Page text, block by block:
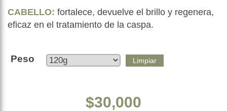
CABELLO: fortalece, devuelve el brillo y regenera,
eficaz en el tratamiento de la caspa.
Peso Limpiar
$30,000